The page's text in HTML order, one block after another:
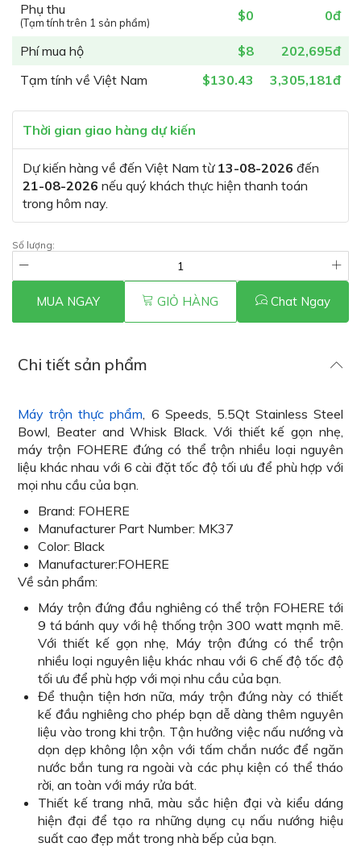
Phụ thu
(Tạm tính trên 1 sản phẩm) $0 0đ
Phí mua hộ $8
202,695đ
Tạm tính về Việt Nam
$130.43 3,305,181đ
Thời gian giao hàng dự kiến
Dự kiến hàng về đến Việt Nam từ 13-08-2026 đến
21-08-2026 nếu quý khách thực hiện thanh toán
trong hôm nay.
Số lượng:
MUA NGAY GIỎ HÀNG Chat Ngay
Chi tiết sản phẩm
Máy trộn thực phẩm , 6 Speeds, 5.5Qt Stainless Steel
Bowl, Beater and Whisk Black. Với thiết kế gọn nhẹ,
máy trộn FOHERE đứng có thể trộn nhiều loại nguyên
liệu khác nhau với 6 cài đặt tốc độ tối ưu để phù hợp với
mọi nhu cầu của bạn.
Brand: FOHERE
Manufacturer Part Number: MK37
Color: Black
Manufacturer:FOHERE
Về sản phẩm:
Máy trộn đứng đầu nghiêng có thể trộn FOHERE tới
9 tá bánh quy với hệ thống trộn 300 watt mạnh mẽ.
Với thiết kế gọn nhẹ, Máy trộn đứng có thể trộn
nhiều loại nguyên liệu khác nhau với 6 chế độ tốc độ
tối ưu để phù hợp với mọi nhu cầu của bạn.
Để thuận tiện hơn nữa, máy trộn đứng này có thiết
kế đầu nghiêng cho phép bạn dễ dàng thêm nguyên
liệu vào trong khi trộn. Tận hưởng việc nấu nướng và
dọn dẹp không lộn xộn với tấm chắn nước để ngăn
nước bắn tung ra ngoài và các phụ kiện có thể tháo
rời, an toàn với máy rửa bát.
Thiết kế trang nhã, màu sắc hiện đại và kiểu dáng
hiện đại để tạo ra những dụng cụ nấu nướng hiệu
suất cao đẹp mắt trong nhà bếp của bạn.